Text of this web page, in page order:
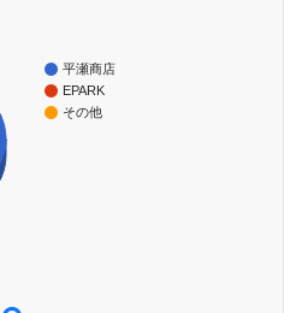
平瀬商店
EPARK
その他